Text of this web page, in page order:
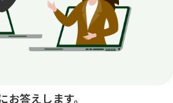
答えします。